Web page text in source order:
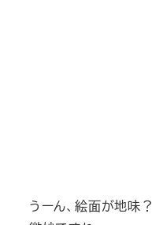
うーん、絵面が地味？